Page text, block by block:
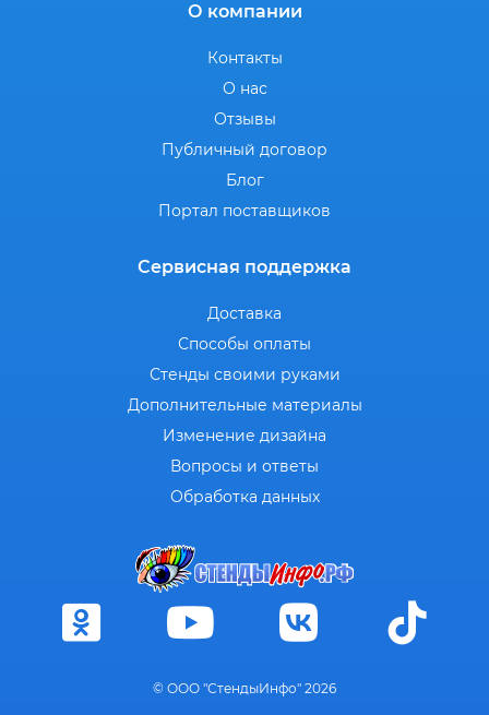
О компании
Контакты
О нас
Отзывы
Публичный договор
Блог
Портал поставщиков
Сервисная поддержка
Доставка
Способы оплаты
Стенды своими руками
Дополнительные материалы
Изменение дизайна
Вопросы и ответы
Обработка данных
© ООО "СтендыИнфо" 2026